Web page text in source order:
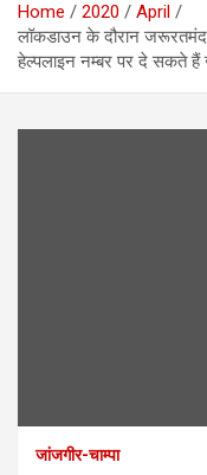
Home 2020
April
लॉकडाउन के दौरान जरूरतमंद
हेल्पलाइन नम्बर पर दे सकते हैं
जांजगीर-चाम्पा